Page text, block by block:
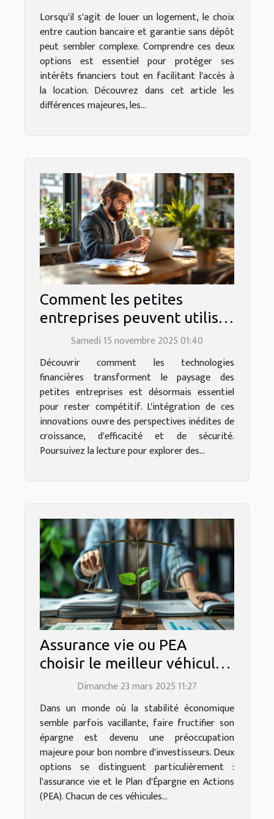
Lorsqu'il s'agit de louer un logement, le choix
entre caution bancaire et garantie sans dépôt
peut sembler complexe. Comprendre ces deux
options est essentiel pour protéger ses
intérêts financiers tout en facilitant l'accès à
la location. Découvrez dans cet article les
différences majeures, les...
Comment les petites
entreprises peuvent utiliser
les technologies financières
pour leur croissance
Samedi 15 novembre 2025 01:40
Découvrir comment les technologies
financières transforment le paysage des
petites entreprises est désormais essentiel
pour rester compétitif. L'intégration de ces
innovations ouvre des perspectives inédites de
croissance, d'efficacité et de sécurité.
Poursuivez la lecture pour explorer des...
Assurance vie ou PEA
choisir le meilleur véhicule
d'investissement pour votre
Dimanche 23 mars 2025 11:27
Dans un monde où la stabilité économique
semble parfois vacillante, faire fructifier son
épargne est devenu une préoccupation
majeure pour bon nombre d'investisseurs. Deux
options se distinguent particulièrement :
l'assurance vie et le Plan d'Épargne en Actions
(PEA). Chacun de ces véhicules...